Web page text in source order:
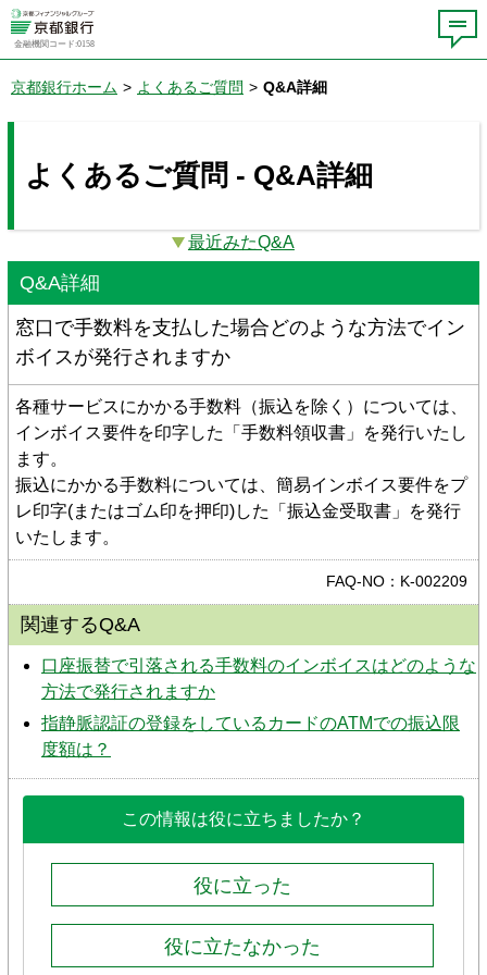
金融機関コード:0158
京都銀行ホーム > よくあるご質問 > Q&A詳細
よくあるご質問 - Q&A詳細
最近みたQ&A
Q&A詳細
窓口で手数料を支払した場合どのような方法でイン
ボイスが発行されますか
各種サービスにかかる手数料（振込を除く）については、
インボイス要件を印字した「手数料領収書」を発行いたし
ます。
振込にかかる手数料については、簡易インボイス要件をプ
レ印字(またはゴム印を押印)した「振込金受取書」を発行
いたします。
FAQ-NO：K-002209
関連するQ&A
口座振替で引落される手数料のインボイスはどのような
方法で発行されますか
指静脈認証の登録をしているカードのATMでの振込限
度額は？
この情報は役に立ちましたか？
役に立った
役に立たなかった